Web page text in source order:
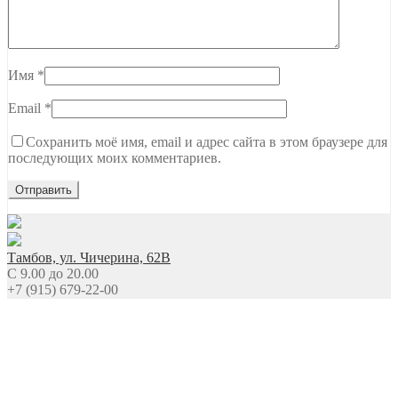
Имя *
Email *
Сохранить моё имя, email и адрес сайта в этом браузере для
последующих моих комментариев.
Тамбов, ул. Чичерина, 62В
C 9.00 до 20.00
+7 (915) 679-22-00